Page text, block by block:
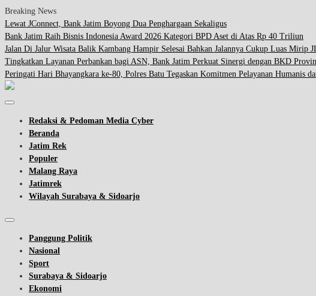
Breaking News
Lewat JConnect, Bank Jatim Boyong Dua Penghargaan Sekaligus
Bank Jatim Raih Bisnis Indonesia Award 2026 Kategori BPD Aset di Atas Rp 40 Triliun
Jalan Di Jalur Wisata Balik Kambang Hampir Selesai Bahkan Jalannya Cukup Luas Mirip
Tingkatkan Layanan Perbankan bagi ASN, Bank Jatim Perkuat Sinergi dengan BKD
Peringati Hari Bhayangkara ke-80, Polres Batu Tegaskan Komitmen Pelayanan Humanis
Redaksi & Pedoman Media Cyber
Beranda
Jatim Rek
Populer
Malang Raya
Jatimrek
Wilayah Surabaya & Sidoarjo
Panggung Politik
Nasional
Sport
Surabaya & Sidoarjo
Ekonomi